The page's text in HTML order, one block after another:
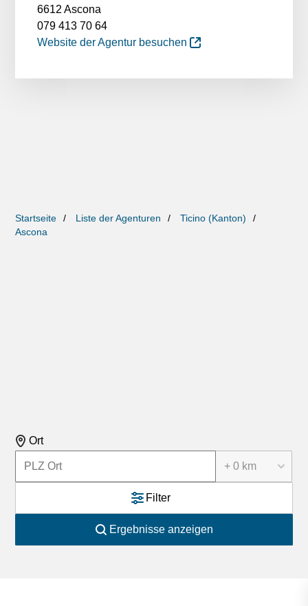
6612 Ascona
079 413 70 64
Website der Agentur besuchen
Startseite Liste der Agenturen
Ticino (Kanton)
Ascona
Ort
+ 0 km
Filter
Ergebnisse anzeigen